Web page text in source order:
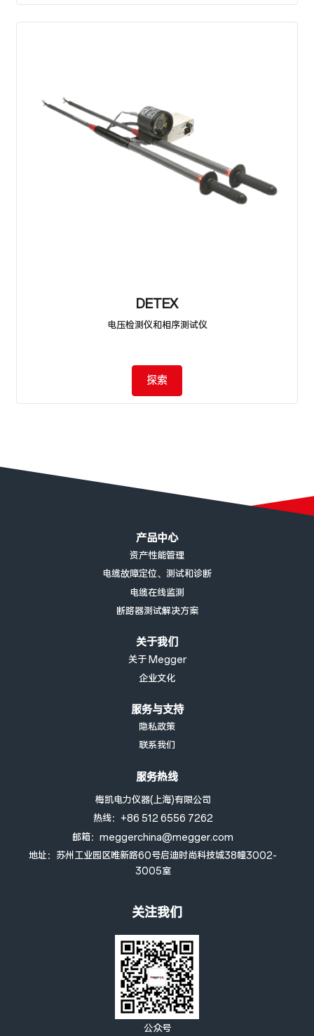
DETEX
电压检测仪和相序测试仪
探索
产品中心
资产性能管理
电缆故障定位、测试和诊断
电缆在线监测
断路器测试解决方案
关于我们
关于 Megger
企业文化
服务与支持
隐私政策
联系我们
服务热线
梅凯电力仪器(上海)有限公司
热线：+86 512 6556 7262
邮箱：meggerchina@megger.com
地址：苏州工业园区唯新路60号启迪时尚科技城38幢3002-
3005室
关注我们
公众号